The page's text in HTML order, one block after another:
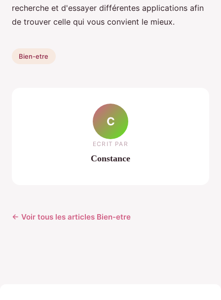
recherche et d'essayer différentes applications afin
de trouver celle qui vous convient le mieux.
Bien-etre
C
ECRIT PAR
Constance
← Voir tous les articles Bien-etre